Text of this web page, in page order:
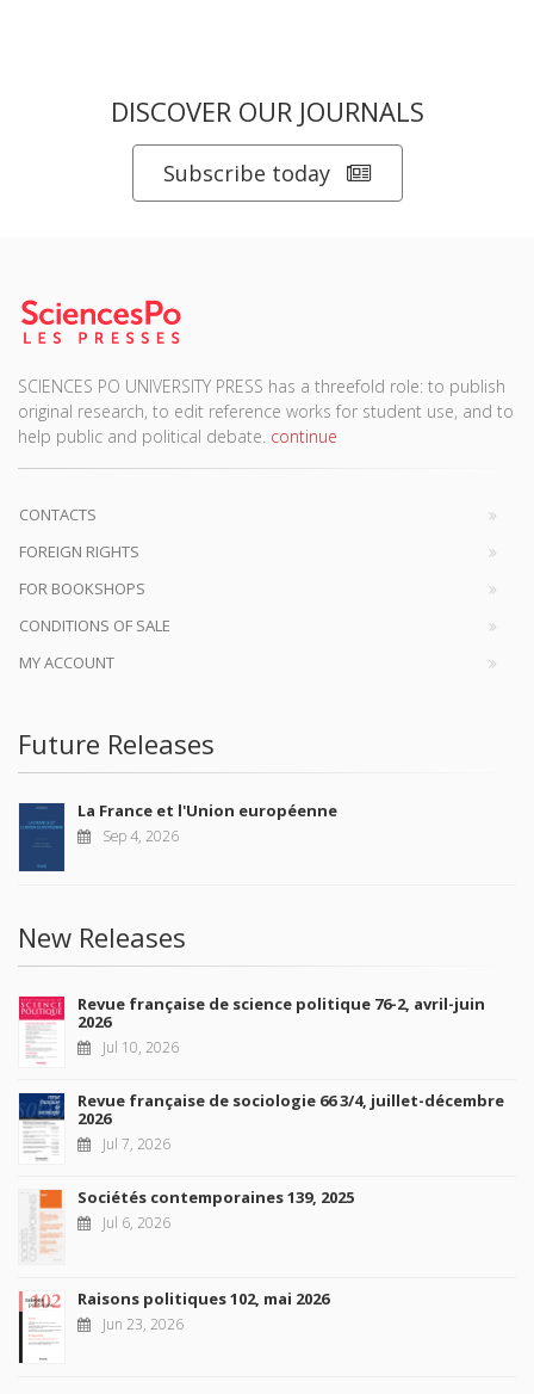
DISCOVER OUR JOURNALS
Subscribe today
SCIENCES PO UNIVERSITY PRESS has a threefold role: to publish
original research, to edit reference works for student use, and to
help public and political debate. continue
CONTACTS
FOREIGN RIGHTS
FOR BOOKSHOPS
CONDITIONS OF SALE
MY ACCOUNT
Future Releases
La France et l'Union européenne
Sep 4, 2026
New Releases
Revue française de science politique 76-2, avril-juin
2026
Jul 10, 2026
Revue française de sociologie 66 3/4, juillet-décembre
2026
Jul 7, 2026
Sociétés contemporaines 139, 2025
Jul 6, 2026
Raisons politiques 102, mai 2026
Jun 23, 2026